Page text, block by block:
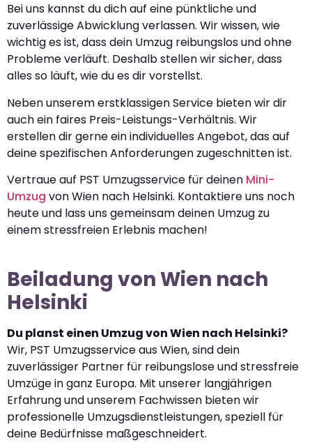
Bei uns kannst du dich auf eine pünktliche und
zuverlässige Abwicklung verlassen. Wir wissen, wie
wichtig es ist, dass dein Umzug reibungslos und ohne
Probleme verläuft. Deshalb stellen wir sicher, dass
alles so läuft, wie du es dir vorstellst.
Neben unserem erstklassigen Service bieten wir dir
auch ein faires Preis-Leistungs-Verhältnis. Wir
erstellen dir gerne ein individuelles Angebot, das auf
deine spezifischen Anforderungen zugeschnitten ist.
Vertraue auf PST Umzugsservice für deinen Mini-
Umzug von Wien nach Helsinki. Kontaktiere uns noch
heute und lass uns gemeinsam deinen Umzug zu
einem stressfreien Erlebnis machen!
Beiladung von Wien nach
Helsinki
Du planst einen Umzug von Wien nach Helsinki?
Wir, PST Umzugsservice aus Wien, sind dein
zuverlässiger Partner für reibungslose und stressfreie
Umzüge in ganz Europa. Mit unserer langjährigen
Erfahrung und unserem Fachwissen bieten wir
professionelle Umzugsdienstleistungen, speziell für
deine Bedürfnisse maßgeschneidert.